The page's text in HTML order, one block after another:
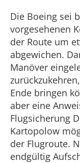
Die Boeing sei
vorgesehenen
der Route um
abgewichen.
Manöver
Ende bringen
aber eine
Flugsicherung
Kartopolow
der Flugroute.
endgültig